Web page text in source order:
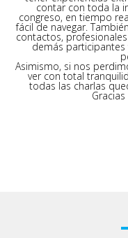
contar con toda la
congreso, en tiempo
fácil de navegar.
contactos,
demás participantes
Asimismo, si nos
ver con total
todas las charlas